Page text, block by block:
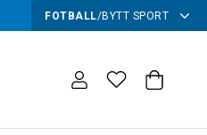
FOTBALL/BYTT SPORT